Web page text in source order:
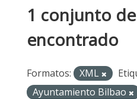
1 conjunto
encontrado
Formatos: XML
Ayuntamiento Bilbao